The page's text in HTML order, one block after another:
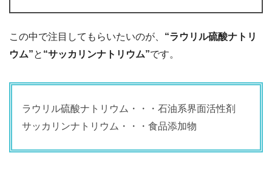
この中で注目してもらいたいのが、 “ラウリル硫酸ナトリ
ウム”と “サッカリンナトリウム”です。
ラウリル硫酸ナトリウム・・・石油系界面活性剤
サッカリンナトリウム・・・食品添加物